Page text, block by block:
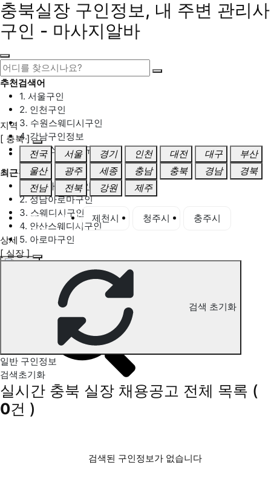
충북실장 구인정보, 내 주변 관리사
구인 - 마사지알바
추천검색어
1. 서울구인
2. 인천구인
3. 수원스웨디시구인
4. 강남구인정보
5. 동탄스웨디시구인
최근검색어
1. 일산마사지구인
2. 성남아로마구인
3. 스웨디시구인
4. 안산스웨디시구인
5. 아로마구인
충북 실장 구인정보
지역
[ 충북 ]
전국
서울 경기 인천 대전 대구
부산
울산
광주 세종 충남 충북 경남
경북
전남
전북 강원 제주
충북 전체 제천시 청주시
충주시
상세
[ 실장 ]
검색 초기화
일반 구인정보
검색초기화
실시간 충북 실장 채용공고 전체 목록 (
0건 )
검색된 구인정보가 없습니다